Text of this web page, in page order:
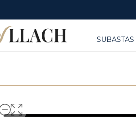
SUBASTAS